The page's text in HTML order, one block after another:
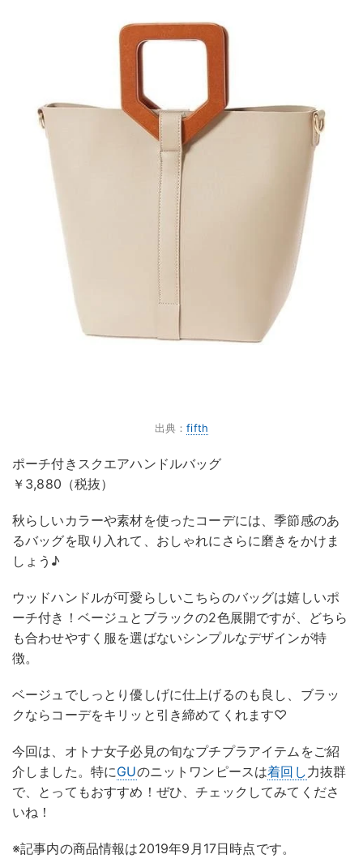
出典：fifth
ポーチ付きスクエアハンドルバッグ
￥3,880（税抜）
秋らしいカラーや素材を使ったコーデには、季節感のあ
るバッグを取り入れて、おしゃれにさらに磨きをかけま
しょう♪
ウッドハンドルが可愛らしいこちらのバッグは嬉しいポ
ーチ付き！ベージュとブラックの2色展開ですが、どちら
も合わせやすく服を選ばないシンプルなデザインが特
徴。
ベージュでしっとり優しげに仕上げるのも良し、ブラッ
クならコーデをキリッと引き締めてくれます♡
今回は、オトナ女子必見の旬なプチプラアイテムをご紹
介しました。特にGUのニットワンピースは着回し力抜群
で、とってもおすすめ！ぜひ、チェックしてみてくださ
いね！
※記事内の商品情報は2019年9月17日時点です。